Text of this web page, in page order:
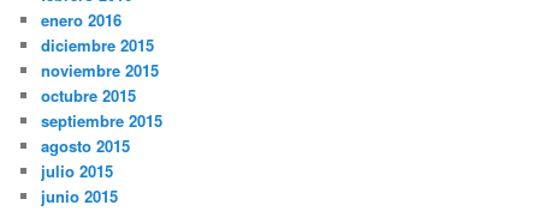
enero 2016
diciembre 2015
noviembre 2015
octubre 2015
septiembre 2015
agosto 2015
julio 2015
junio 2015